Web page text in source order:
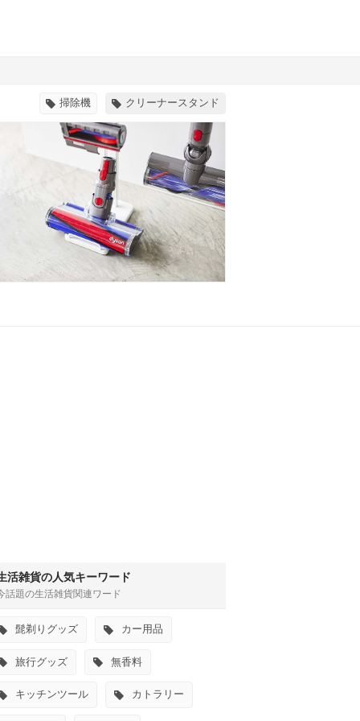
掃除機 クリーナースタンド
活雑貨の人気キーワード
話題の生活雑貨関連ワード
髭剃りグッズ カー用品
旅行グッズ 無香料
キッチンツール カトラリー